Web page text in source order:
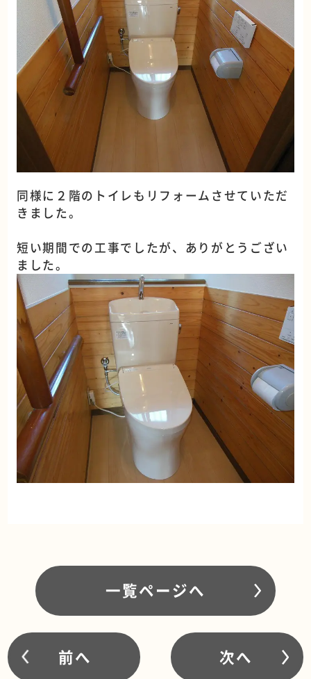
同様に２階のトイレもリフォームさせていただ
きました。
短い期間での工事でしたが、ありがとうござい
ました。
前へ
一覧ページへ
次へ